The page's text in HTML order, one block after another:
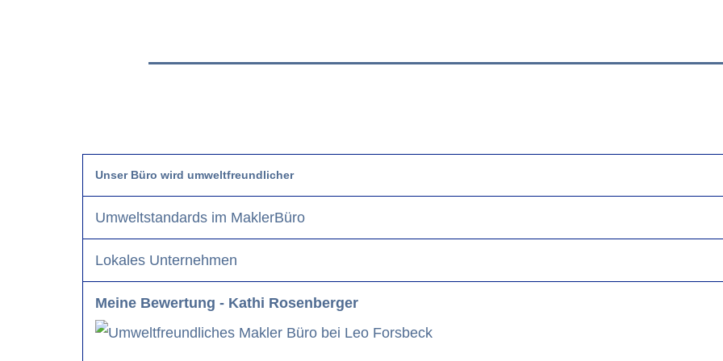
Unser Büro wird umweltfreundlicher
Umweltstandards im MaklerBüro
Lokales Unternehmen
Meine Bewertung - Kathi Rosenberger